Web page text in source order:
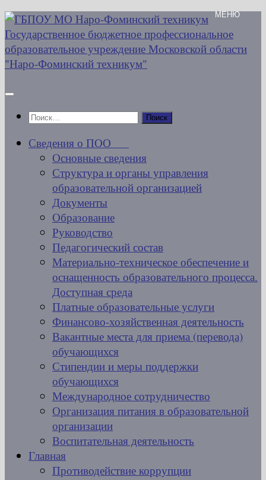
Перейти
к
содержимому
Найти:
Сведения о ПОО
Основные сведения
Структура и органы управления
образовательной организацией
Документы
Образование
Руководство
Педагогический состав
Материально-техническое обеспечение и
оснащенность образовательного процесса.
Доступная среда
Платные образовательные услуги
Финансово-хозяйственная деятельность
Вакантные места для приема (перевода)
обучающихся
Стипендии и меры поддержки
обучающихся
Международное сотрудничество
Организация питания в образовательной
организации
Воспитательная деятельность
Главная
Противодействие коррупции